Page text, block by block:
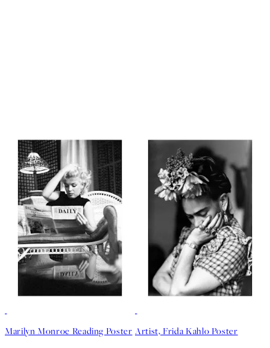
Marilyn Monroe Reading Poster Artist, Frida Kahlo Poster